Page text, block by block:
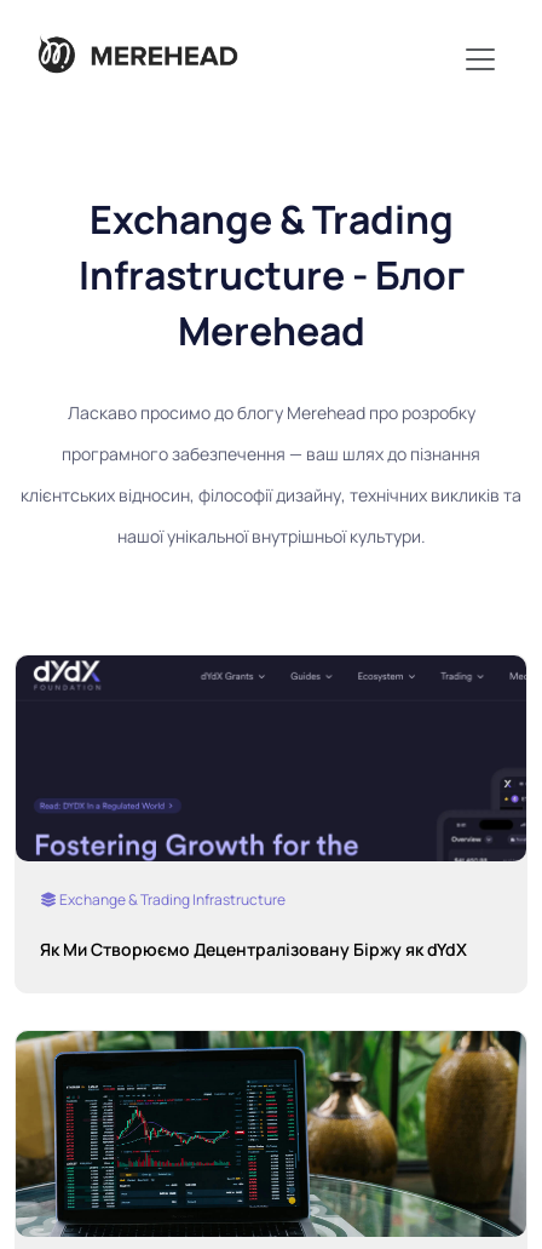
Exchange & Trading
Infrastructure - Блог
Merehead
Ласкаво просимо до блогу Merehead про розробку
програмного забезпечення — ваш шлях до пізнання
клієнтських відносин, філософії дизайну, технічних викликів та
нашої унікальної внутрішньої культури.
Exchange & Trading Infrastructure
Як Ми Створюємо Децентралізовану Біржу як dYdX